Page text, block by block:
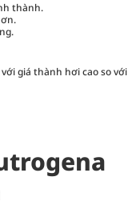
thành.
với giá thành hơi cao so với